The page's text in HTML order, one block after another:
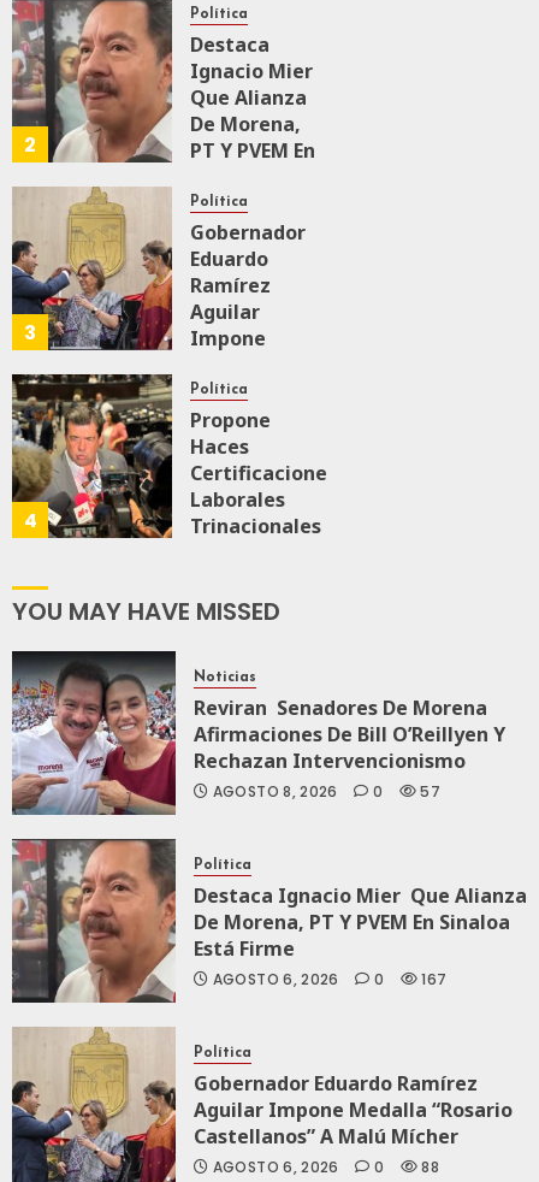
Rechazan
Intervencionismo
AGOSTO 8, 2026
0
57
2
Política
Destaca
Ignacio Mier
Que Alianza
De Morena,
PT Y PVEM En
Firme
AGOSTO 6, 2026
0
167
3
Política
Gobernador
Eduardo
Ramírez
Aguilar
Impone
“Rosario
Castellanos”
A
Malú Mícher
AGOSTO 6, 2026
4
Política
Propone
Haces
Certificaciones
Laborales
Trinacionales
Nueva
AGOSTO 5, 2026
0
78
YOU MAY HAVE MISSED
Noticias
Reviran Senadores De Morena
Afirmaciones De Bill O’Reillyen Y
Rechazan Intervencionismo
AGOSTO 8, 2026 0 57
Política
Destaca Ignacio Mier Que Alianza
De Morena, PT Y PVEM En Sinaloa
Está Firme
AGOSTO 6, 2026 0 167
Política
Gobernador Eduardo Ramírez
Aguilar Impone Medalla “Rosario
Castellanos” A Malú Mícher
AGOSTO 6, 2026 0 88